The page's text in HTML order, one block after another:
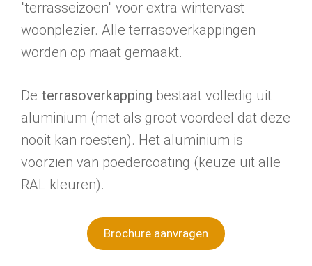
"terrasseizoen" voor extra wintervast
woonplezier. Alle terrasoverkappingen
worden op maat gemaakt.
De terrasoverkapping bestaat volledig uit
aluminium (met als groot voordeel dat deze
nooit kan roesten). Het aluminium is
voorzien van poedercoating (keuze uit alle
RAL kleuren).
Brochure aanvragen